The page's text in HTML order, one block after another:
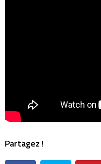
Partagez !